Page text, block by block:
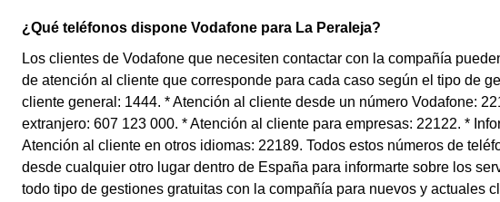
¿Qué teléfonos dispone Vodafone para La Peraleja?
Los clientes de Vodafone que necesiten contactar con la compañía
de atención al cliente que corresponde para cada caso según el tipo de
cliente general: 1444. * Atención al cliente desde un número Vodafone:
extranjero: 607 123 000. * Atención al cliente para empresas: 22122. *
Atención al cliente en otros idiomas: 22189. Todos estos números de
desde cualquier otro lugar dentro de España para informarte sobre los
todo tipo de gestiones gratuitas con la compañía para nuevos y actuales